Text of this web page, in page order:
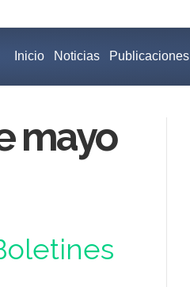
Inicio Noticias Publicaciones
mayo